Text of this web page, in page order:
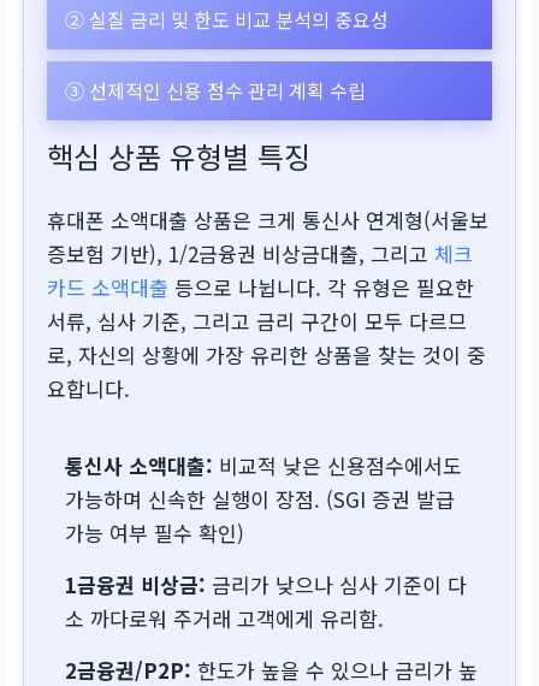
② 실질 금리 및 한도 비교 분석의 중요성
③ 선제적인 신용 점수 관리 계획 수립
핵심 상품 유형별 특징
휴대폰 소액대출 상품은 크게 통신사 연계형(서울보
증보험 기반), 1/2금융권 비상금대출, 그리고 체크
카드 소액대출 등으로 나뉩니다. 각 유형은 필요한
서류, 심사 기준, 그리고 금리 구간이 모두 다르므
로, 자신의 상황에 가장 유리한 상품을 찾는 것이 중
요합니다.
통신사 소액대출: 비교적 낮은 신용점수에서도
가능하며 신속한 실행이 장점. (SGI 증권 발급
가능 여부 필수 확인)
1금융권 비상금: 금리가 낮으나 심사 기준이 다
소 까다로워 주거래 고객에게 유리함.
2금융권/P2P: 한도가 높을 수 있으나 금리가 높